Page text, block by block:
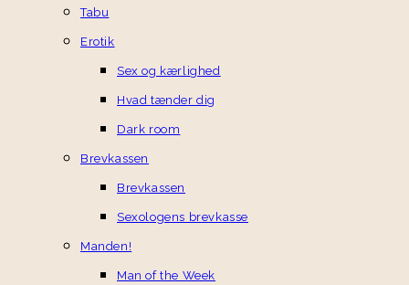
Tabu
Erotik
Sex og kærlighed
Hvad tænder dig
Dark room
Brevkassen
Brevkassen
Sexologens brevkasse
Manden!
Man of the Week